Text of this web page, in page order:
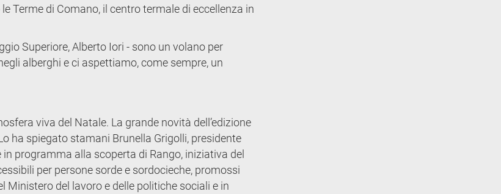
Terme di Comano, il centro termale di eccellenza in
Superiore, Alberto Iori - sono un volano per
alberghi e ci aspettiamo, come sempre, un
viva del Natale. La grande novità dell’edizione
ha spiegato stamani Brunella Grigolli, presidente
programma alla scoperta di Rango, iniziativa del
per persone sorde e sordocieche, promossi
Ministero del lavoro e delle politiche sociali e in